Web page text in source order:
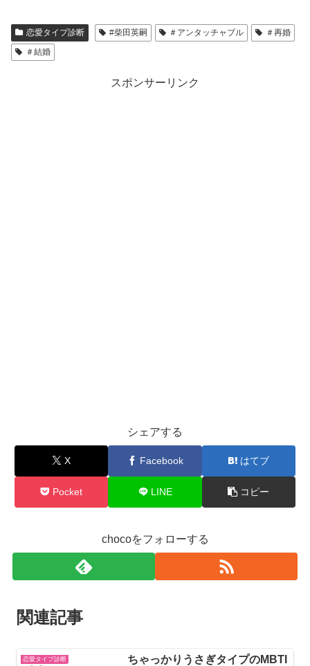
恋愛タイプ診断 #柴田英嗣 ＃アンタッチャブル
＃再婚
＃結婚
スポンサーリンク
シェアする
X Facebook はてブ
Pocket LINE コピー
chocoをフォローする
関連記事
恋愛タイプ診断
ちゃっかりうさぎタイプのMBTI